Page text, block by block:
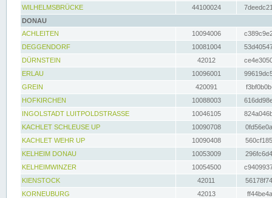
WILHELMSBRÜCKE
44100024
DONAU
ACHLEITEN
10094006
DEGGENDORF
10081004
DÜRNSTEIN
42012
ERLAU
10096001
GREIN
420091
HOFKIRCHEN
10088003
INGOLSTADT LUITPOLDSTRASSE
10046105
KACHLET SCHLEUSE UP
10090708
KACHLET WEHR UP
10090408
KELHEIM DONAU
10053009
KELHEIMWINZER
10054500
KIENSTOCK
42011
KORNEUBURG
42013